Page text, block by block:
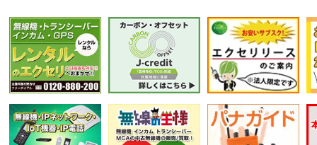
選択条件をリセット